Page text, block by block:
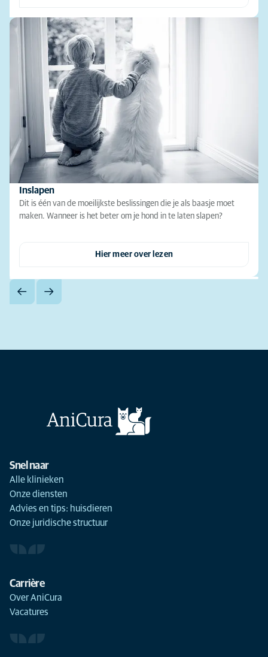
Inslapen
Dit is één van de moeilijkste beslissingen die je als baasje moet
maken. Wanneer is het beter om je hond in te laten slapen?
Hier meer over lezen
Snel naar
Alle klinieken
Onze diensten
Advies en tips: huisdieren
Onze juridische structuur
Carrière
Over AniCura
Vacatures